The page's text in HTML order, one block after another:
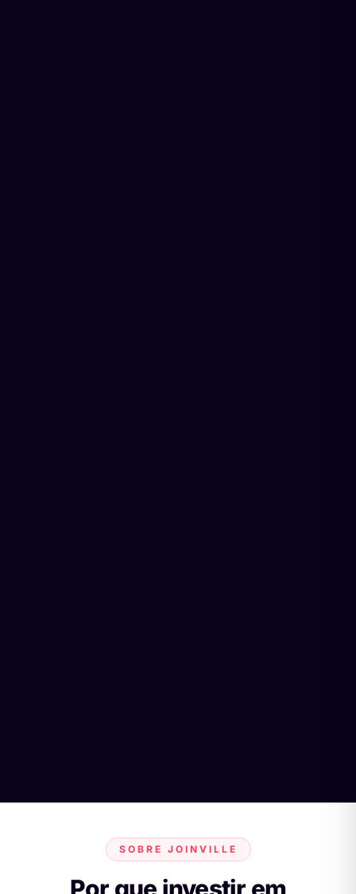
SOBRE JOINVILLE
Por que investir em